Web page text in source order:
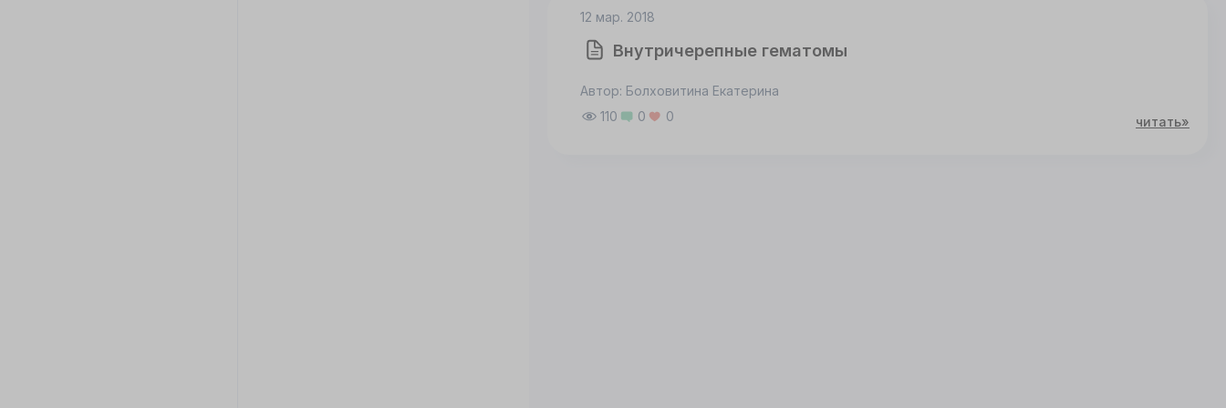
12 мар. 2018
Внутричерепные гематомы
Автор: Болховитина Екатерина
110
0 0 читать»